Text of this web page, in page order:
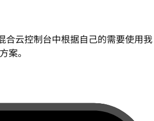
合云控制台中根据自己的需要使用我
案。